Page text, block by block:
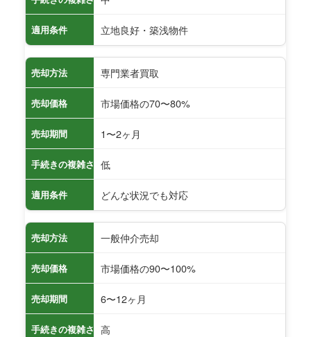
適用条件 立地良好・築浅物件
売却方法 専門業者買取
売却価格 市場価格の70〜80%
売却期間 1〜2ヶ月
手続きの複雑さ 低
適用条件 どんな状況でも対応
売却方法 一般仲介売却
売却価格 市場価格の90〜100%
売却期間 6〜12ヶ月
手続きの複雑さ 高